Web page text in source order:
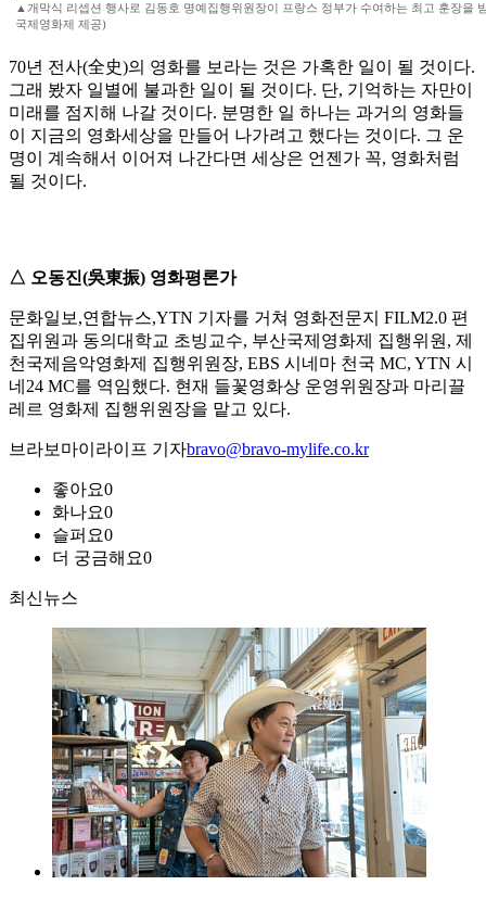
▲개막식 리셉션 행사로 김동호 명예집행위원장이 프랑스 정부가 수여하는 최고 훈장을
국제영화제 제공)
70년 전사(全史)의 영화를 보라는 것은 가혹한 일이 될 것이다.
그래 봤자 일별에 불과한 일이 될 것이다. 단, 기억하는 자만이
미래를 점지해 나갈 것이다. 분명한 일 하나는 과거의 영화들
이 지금의 영화세상을 만들어 나가려고 했다는 것이다. 그 운
명이 계속해서 이어져 나간다면 세상은 언젠가 꼭, 영화처럼
될 것이다.
△ 오동진(吳東振) 영화평론가
문화일보,연합뉴스,YTN 기자를 거쳐 영화전문지 FILM2.0 편
집위원과 동의대학교 초빙교수, 부산국제영화제 집행위원, 제
천국제음악영화제 집행위원장, EBS 시네마 천국 MC, YTN 시
네24 MC를 역임했다. 현재 들꽃영화상 운영위원장과 마리끌
레르 영화제 집행위원장을 맡고 있다.
브라보마이라이프 기자bravo@bravo-mylife.co.kr
좋아요0
화나요0
슬퍼요0
더 궁금해요0
최신뉴스